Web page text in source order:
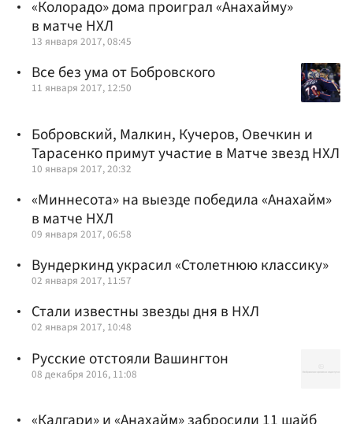
«Колорадо» дома проиграл «Анахайму»
в матче НХЛ
13 января 2017, 08:45
Все без ума от Бобровского
11 января 2017, 12:50
Бобровский, Малкин, Кучеров, Овечкин и
Тарасенко примут участие в Матче звезд НХЛ
10 января 2017, 20:32
«Миннесота» на выезде победила «Анахайм»
в матче НХЛ
09 января 2017, 06:58
Вундеркинд украсил «Столетнюю классику»
02 января 2017, 11:57
Стали известны звезды дня в НХЛ
02 января 2017, 10:48
Русские отстояли Вашингтон
08 декабря 2016, 11:08